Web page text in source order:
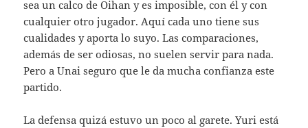
sea un calco de Oihan y es imposible, con él y con
cualquier otro jugador. Aquí cada uno tiene sus
cualidades y aporta lo suyo. Las comparaciones,
además de ser odiosas, no suelen servir para nada.
Pero a Unai seguro que le da mucha confianza este
partido.
La defensa quizá estuvo un poco al garete. Yuri está